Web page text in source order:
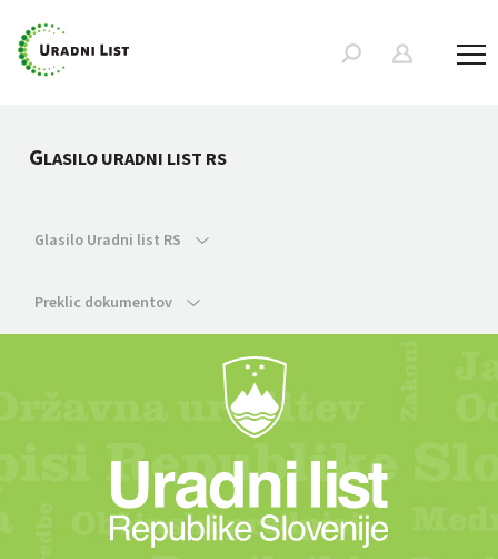
GLASILO URADNI LIST RS
Glasilo Uradni list RS
Preklic dokumentov